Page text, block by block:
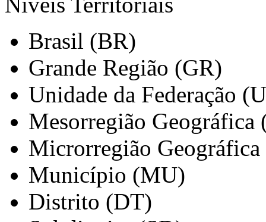
Brasil (BR)
Grande Região (GR)
Unidade da Federação
Mesorregião Geográfica
Microrregião
Município (MU)
Distrito (DT)